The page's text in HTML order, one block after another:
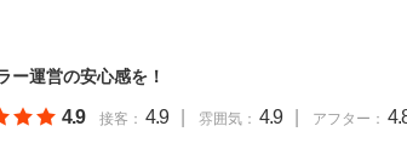
ー運営の安心感を！
4.9 接客： 4.9 雰囲気： 4.9 アフター：